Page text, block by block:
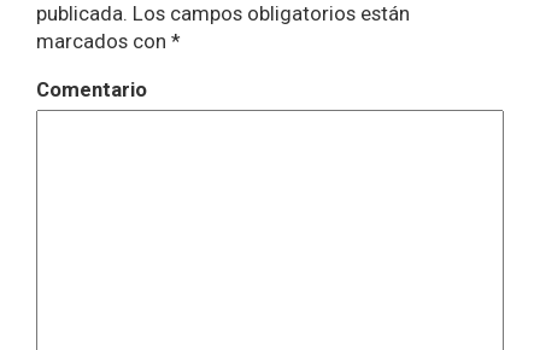
publicada. Los campos obligatorios están
marcados con *
Comentario